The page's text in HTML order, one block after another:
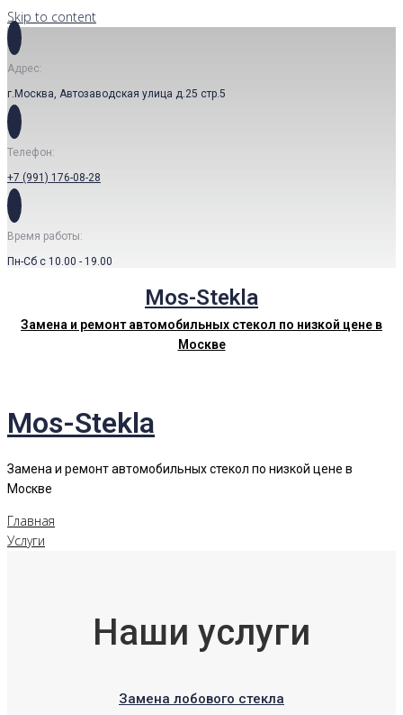
Skip to content
Адрес:
г.Москва, Автозаводская улица д.25 стр.5
Телефон:
+7 (991) 176-08-28
Время работы:
Пн-Сб с 10.00 - 19.00
Mos-Stekla
Замена и ремонт автомобильных стекол по низкой цене в
Москве
Mos-Stekla
Замена и ремонт автомобильных стекол по низкой цене в
Москве
Главная
Услуги
Наши услуги
Замена лобового стекла